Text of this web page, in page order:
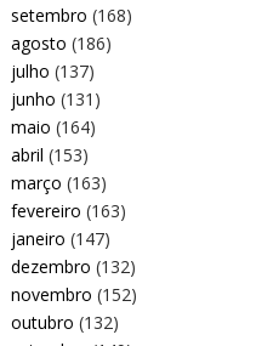
setembro (168)
agosto (186)
julho (137)
junho (131)
maio (164)
abril (153)
março (163)
fevereiro (163)
janeiro (147)
dezembro (132)
novembro (152)
outubro (132)